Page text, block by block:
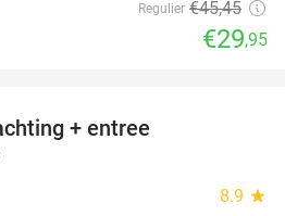
Regulier €45,45
€29,95
+ entree
8.9 star